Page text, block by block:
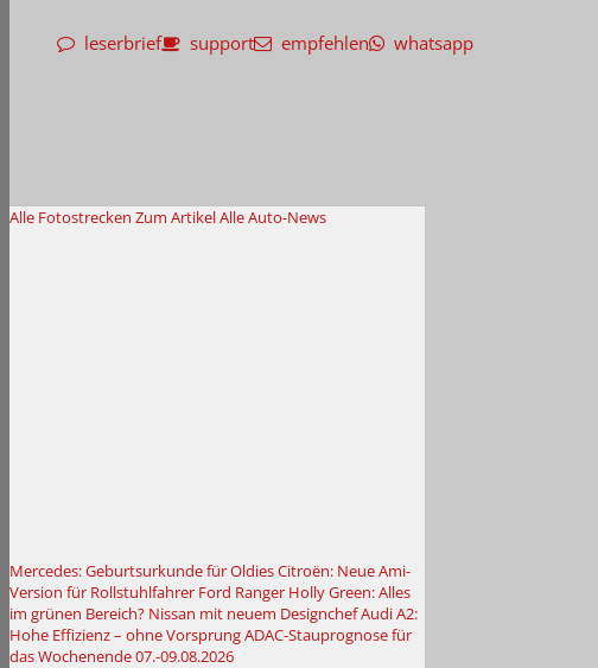
leserbrief support empfehlen whatsapp
Alle Fotostrecken Zum ArtikelAlle Auto-News
Mercedes: Geburtsurkunde für OldiesCitroën: Neue Ami-
Version für Rollstuhlfahrer Ford Ranger Holly Green: Alles
im grünen Bereich? Nissan mit neuem DesignchefAudi A2:
Hohe Effizienz – ohne VorsprungADAC-Stauprognose für
das Wochenende 07.-09.08.2026